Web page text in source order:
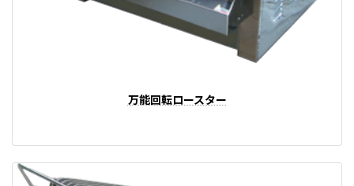
万能回転ロースター